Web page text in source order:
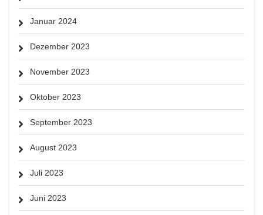
Januar 2024
Dezember 2023
November 2023
Oktober 2023
September 2023
August 2023
Juli 2023
Juni 2023